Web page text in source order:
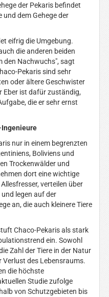
der Pekaris befindet
dem Gehege der
eifrig die Umgebung.
die anderen beiden
den Nachwuchs", sagt
Pekaris sind sehr
oder ältere Geschwister
Eber ist dafür zuständig,
die er sehr ernst
Ingenieure
nur in einem begrenzten
Boliviens und
Trockenwälder und
dort eine wichtige
verteilen über
legen auf der
an, die auch kleinere Tiere
Chaco-Pekaris als stark
ein. Sowohl
Zahl der Tiere in der Natur
des Lebensraums.
die höchste
Studie zufolge
von Schutzgebieten bis